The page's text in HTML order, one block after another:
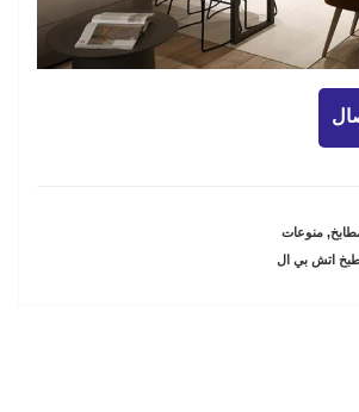
,منوعات
اتش بي ال